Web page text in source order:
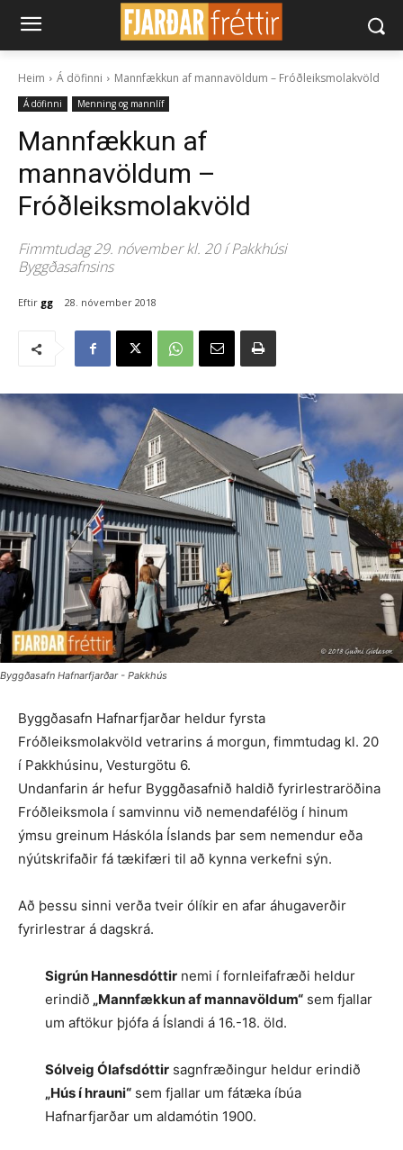
Heim Á döfinni Mannfækkun af mannavöldum – Fróðleiksmolakvöld
Á döfinni Menning og mannlíf
Mannfækkun af
mannavöldum –
Fróðleiksmolakvöld
Fimmtudag 29. nóvember kl. 20 í Pakkhúsi
Byggðasafnsins
Eftir gg 28. nóvember 2018
Byggðasafn Hafnarfjarðar - Pakkhús
Byggðasafn Hafnarfjarðar heldur fyrsta
Fróðleiksmolakvöld vetrarins á morgun, fimmtudag kl. 20
í Pakkhúsinu, Vesturgötu 6.
Undanfarin ár hefur Byggðasafnið haldið fyrirlestraröðina
Fróðleiksmola í samvinnu við nemendafélög í hinum
ýmsu greinum Háskóla Íslands þar sem nemendur eða
nýútskrifaðir fá tækifæri til að kynna verkefni sýn.
Að þessu sinni verða tveir ólíkir en afar áhugaverðir
fyrirlestrar á dagskrá.
Sigrún Hannesdóttir nemi í fornleifafræði heldur
erindið „Mannfækkun af mannavöldum“ sem fjallar
um aftökur þjófa á Íslandi á 16.-18. öld.
Sólveig Ólafsdóttir sagnfræðingur heldur erindið
„Hús í hrauni“ sem fjallar um fátæka íbúa
Hafnarfjarðar um aldamótin 1900.